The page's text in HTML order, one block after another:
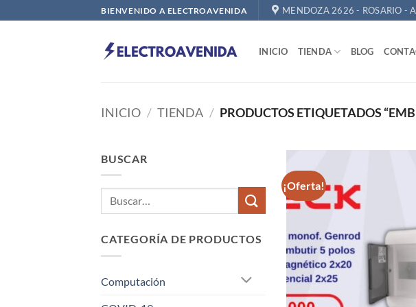
al
BIENVENIDO A ELECTROAVENIDA MENDOZA 2626 - ROSARIO -
INICIO TIENDA BLOG
INICIO / TIENDA / PRODUCTOS ETIQUETADOS
BUSCAR
CATEGORÍA DE PRODUCTOS
Computación
¡Oferta!